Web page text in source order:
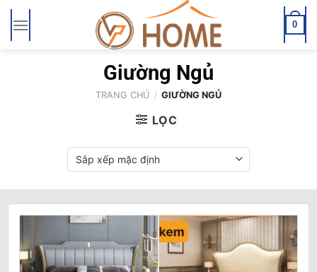
Bỏ
qua
nội
0
Giường Ngủ
TRANG CHỦ / GIƯỜNG NGỦ
LỌC